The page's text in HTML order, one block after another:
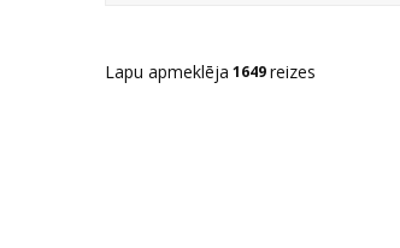
Lapu apmeklēja 1649reizes